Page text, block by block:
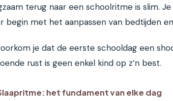
terug naar een schoolritme is slim.
begin met het aanpassen van bedtijden
je dat de eerste schooldag een
rust is geen enkel kind op z’n best.
het fundament van elke dag